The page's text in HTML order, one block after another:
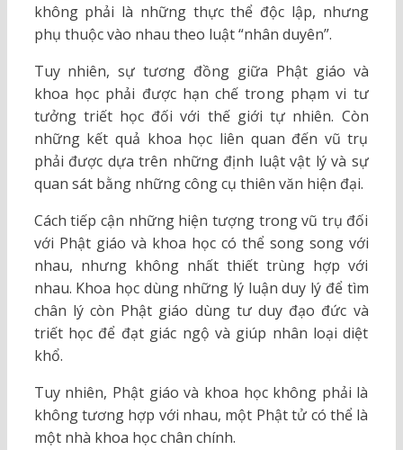
không phải là những thực thể độc lập, nhưng
phụ thuộc vào nhau theo luật “nhân duyên”.
Tuy nhiên, sự tương đồng giữa Phật giáo và
khoa học phải được hạn chế trong phạm vi tư
tưởng triết học đối với thế giới tự nhiên. Còn
những kết quả khoa học liên quan đến vũ trụ
phải được dựa trên những định luật vật lý và sự
quan sát bằng những công cụ thiên văn hiện đại.
Cách tiếp cận những hiện tượng trong vũ trụ đối
với Phật giáo và khoa học có thể song song với
nhau, nhưng không nhất thiết trùng hợp với
nhau. Khoa học dùng những lý luận duy lý để tìm
chân lý còn Phật giáo dùng tư duy đạo đức và
triết học để đạt giác ngộ và giúp nhân loại diệt
khổ.
Tuy nhiên, Phật giáo và khoa học không phải là
không tương hợp với nhau, một Phật tử có thể là
một nhà khoa học chân chính.